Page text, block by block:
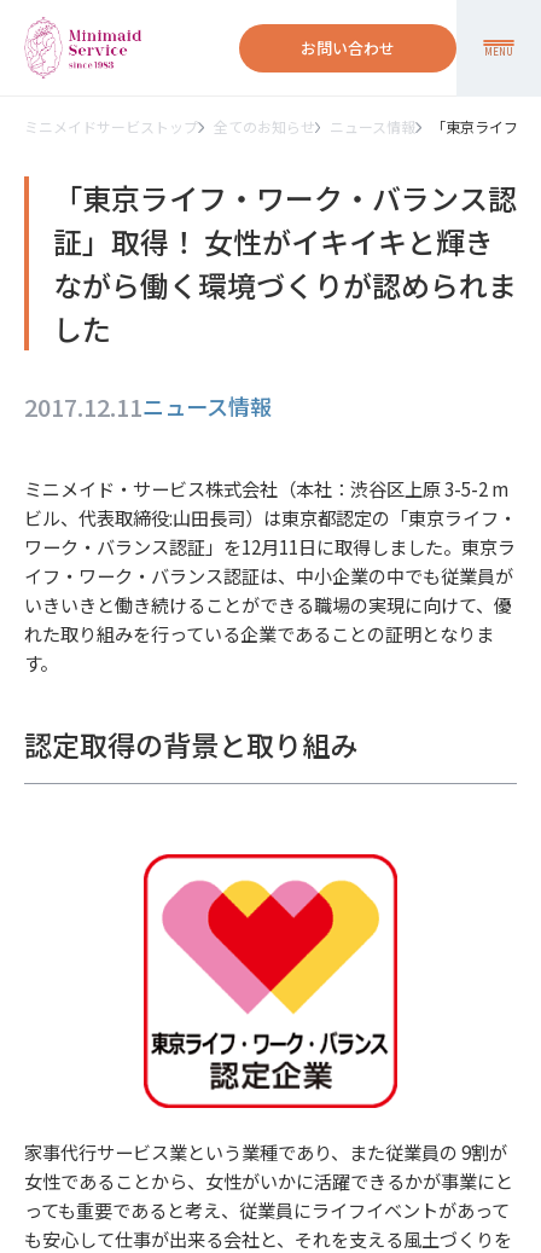
お問い合わせ MENU
ミニメイドサービストップ 全てのお知らせ ニュース情報 「東京ライフ
「東京ライフ・ワーク・バランス認
証」取得！ 女性がイキイキと輝き
ながら働く環境づくりが認められま
した
2017.12.11ニュース情報
ミニメイド・サービス株式会社（本社：渋谷区上原 3-5-2 m
ビル、代表取締役:山田長司）は東京都認定の「東京ライフ・
ワーク・バランス認証」を12月11日に取得しました。東京ラ
イフ・ワーク・バランス認証は、中小企業の中でも従業員が
いきいきと働き続けることができる職場の実現に向けて、優
れた取り組みを行っている企業であることの証明となりま
す。
認定取得の背景と取り組み
家事代行サービス業という業種であり、また従業員の 9割が
女性であることから、女性がいかに活躍できるかが事業にと
っても重要であると考え、従業員にライフイベントがあって
も安心して仕事が出来る会社と、それを支える風土づくりを